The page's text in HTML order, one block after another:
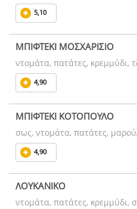
5,10
ΜΠΙΦΤΕΚΙ ΜΟΣΧΑΡΙΣΙΟ
ντομάτα, πατάτες, κρεμμύδι,
4,90
ΜΠΙΦΤΕΚΙ ΚΟΤΟΠΟΥΛΟ
σως, ντομάτα, πατάτες,
4,90
ΛΟΥΚΑΝΙΚΟ
ντομάτα, πατάτες, κρεμμύδι,